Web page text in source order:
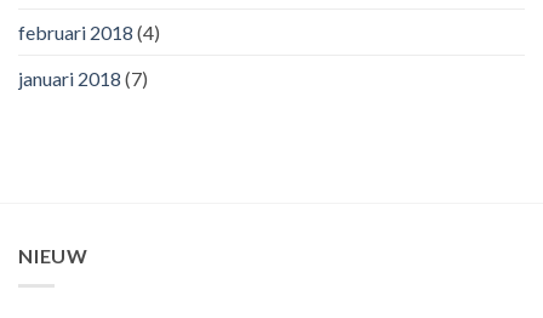
februari 2018 (4)
januari 2018 (7)
NIEUW